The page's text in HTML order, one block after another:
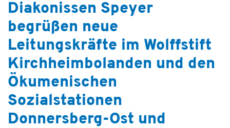
Senioren
Menschen mit Behinderung
Kinder & Jugendliche
Hospiz & Palliative Care
Ausbildung & Karriere
Über uns
Diakonissen Speyer
begrüßen neue
Leitungskräfte im Wolffstift
Kirchheimbolanden und den
Ökumenischen
Sozialstationen
Donnersberg-Ost und